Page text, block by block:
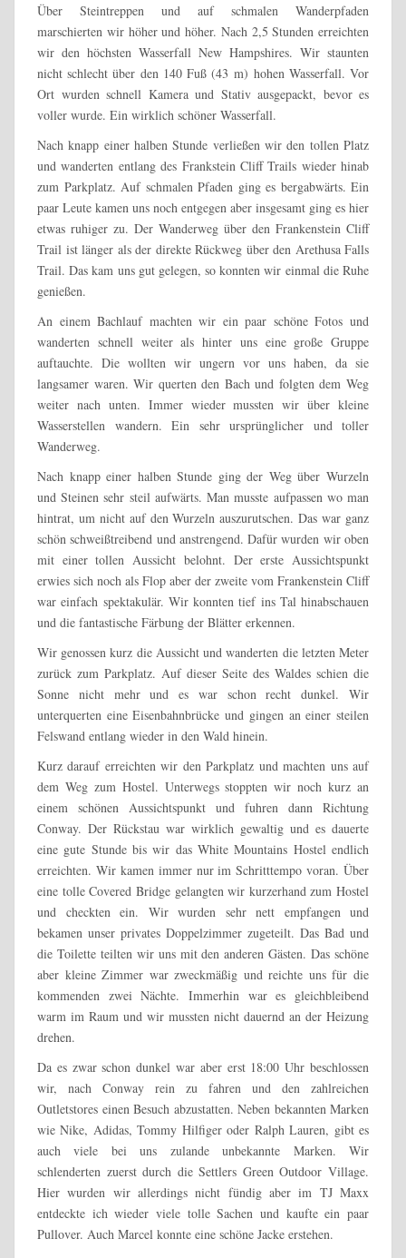
Über Steintreppen und auf schmalen Wanderpfaden
marschierten wir höher und höher. Nach 2,5 Stunden erreichten
wir den höchsten Wasserfall New Hampshires. Wir staunten
nicht schlecht über den 140 Fuß (43 m) hohen Wasserfall. Vor
Ort wurden schnell Kamera und Stativ ausgepackt, bevor es
voller wurde. Ein wirklich schöner Wasserfall.
Nach knapp einer halben Stunde verließen wir den tollen Platz
und wanderten entlang des Frankstein Cliff Trails wieder hinab
zum Parkplatz. Auf schmalen Pfaden ging es bergabwärts. Ein
paar Leute kamen uns noch entgegen aber insgesamt ging es hier
etwas ruhiger zu. Der Wanderweg über den Frankenstein Cliff
Trail ist länger als der direkte Rückweg über den Arethusa Falls
Trail. Das kam uns gut gelegen, so konnten wir einmal die Ruhe
genießen.
An einem Bachlauf machten wir ein paar schöne Fotos und
wanderten schnell weiter als hinter uns eine große Gruppe
auftauchte. Die wollten wir ungern vor uns haben, da sie
langsamer waren. Wir querten den Bach und folgten dem Weg
weiter nach unten. Immer wieder mussten wir über kleine
Wasserstellen wandern. Ein sehr ursprünglicher und toller
Wanderweg.
Nach knapp einer halben Stunde ging der Weg über Wurzeln
und Steinen sehr steil aufwärts. Man musste aufpassen wo man
hintrat, um nicht auf den Wurzeln auszurutschen. Das war ganz
schön schweißtreibend und anstrengend. Dafür wurden wir oben
mit einer tollen Aussicht belohnt. Der erste Aussichtspunkt
erwies sich noch als Flop aber der zweite vom Frankenstein Cliff
war einfach spektakulär. Wir konnten tief ins Tal hinabschauen
und die fantastische Färbung der Blätter erkennen.
Wir genossen kurz die Aussicht und wanderten die letzten Meter
zurück zum Parkplatz. Auf dieser Seite des Waldes schien die
Sonne nicht mehr und es war schon recht dunkel. Wir
unterquerten eine Eisenbahnbrücke und gingen an einer steilen
Felswand entlang wieder in den Wald hinein.
Kurz darauf erreichten wir den Parkplatz und machten uns auf
dem Weg zum Hostel. Unterwegs stoppten wir noch kurz an
einem schönen Aussichtspunkt und fuhren dann Richtung
Conway. Der Rückstau war wirklich gewaltig und es dauerte
eine gute Stunde bis wir das White Mountains Hostel endlich
erreichten. Wir kamen immer nur im Schritttempo voran. Über
eine tolle Covered Bridge gelangten wir kurzerhand zum Hostel
und checkten ein. Wir wurden sehr nett empfangen und
bekamen unser privates Doppelzimmer zugeteilt. Das Bad und
die Toilette teilten wir uns mit den anderen Gästen. Das schöne
aber kleine Zimmer war zweckmäßig und reichte uns für die
kommenden zwei Nächte. Immerhin war es gleichbleibend
warm im Raum und wir mussten nicht dauernd an der Heizung
drehen.
Da es zwar schon dunkel war aber erst 18:00 Uhr beschlossen
wir, nach Conway rein zu fahren und den zahlreichen
Outletstores einen Besuch abzustatten. Neben bekannten Marken
wie Nike, Adidas, Tommy Hilfiger oder Ralph Lauren, gibt es
auch viele bei uns zulande unbekannte Marken. Wir
schlenderten zuerst durch die Settlers Green Outdoor Village.
Hier wurden wir allerdings nicht fündig aber im TJ Maxx
entdeckte ich wieder viele tolle Sachen und kaufte ein paar
Pullover. Auch Marcel konnte eine schöne Jacke erstehen.